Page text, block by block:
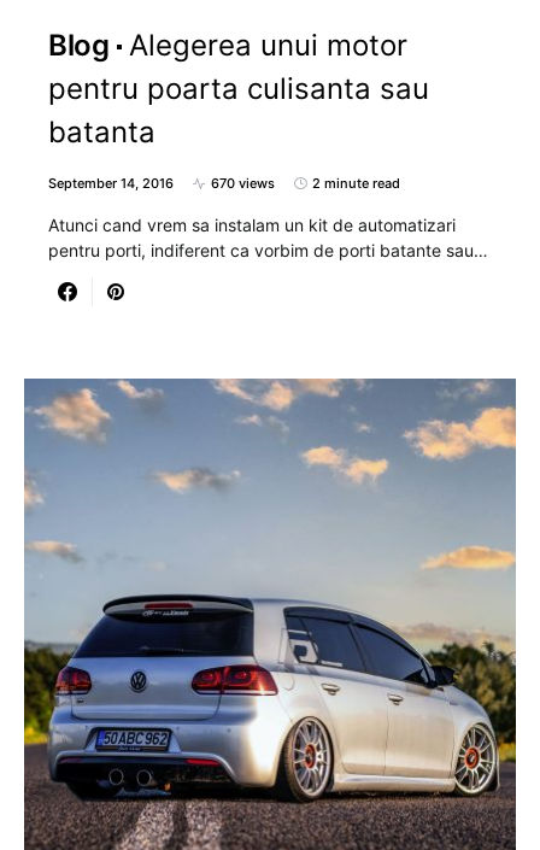
Blog Alegerea unui motor
pentru poarta culisanta sau
batanta
September 14, 2016 670 views 2 minute read
Atunci cand vrem sa instalam un kit de automatizari
pentru porti, indiferent ca vorbim de porti batante sau…